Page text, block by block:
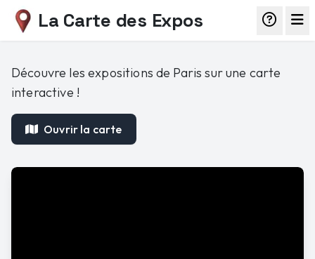
La Carte des Expos
Découvre les expositions de Paris sur une carte
interactive !
Ouvrir la carte